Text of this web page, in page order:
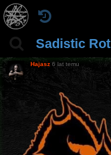
Sadistic Rot
Hajasz 6 lat temu